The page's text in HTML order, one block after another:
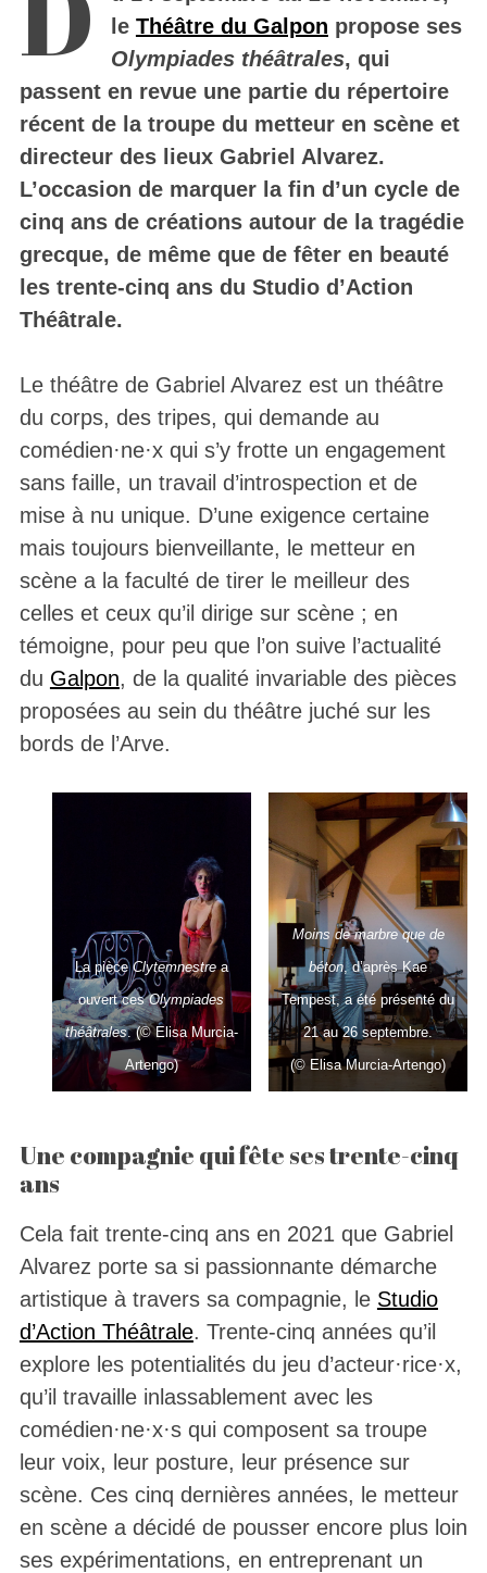
le Théâtre du Galpon propose ses
Olympiades théâtrales, qui
passent en revue une partie du répertoire
récent de la troupe du metteur en scène et
directeur des lieux Gabriel Alvarez.
L’occasion de marquer la fin d’un cycle de
cinq ans de créations autour de la tragédie
grecque, de même que de fêter en beauté
les trente-cinq ans du Studio d’Action
Théâtrale.
Le théâtre de Gabriel Alvarez est un théâtre
du corps, des tripes, qui demande au
comédien·ne·x qui s’y frotte un engagement
sans faille, un travail d’introspection et de
mise à nu unique. D’une exigence certaine
mais toujours bienveillante, le metteur en
scène a la faculté de tirer le meilleur des
celles et ceux qu’il dirige sur scène ; en
témoigne, pour peu que l’on suive l’actualité
du Galpon, de la qualité invariable des pièces
proposées au sein du théâtre juché sur les
bords de l’Arve.
La pièceClytemnestrea
ouvert cesOlympiades
théâtrales. (© Elisa Murcia-
Artengo)
Moins de marbre que de
béton , d’après Kae
Tempest, a été présenté du
21 au 26 septembre.
(© Elisa Murcia-Artengo)
Une compagnie qui fête ses trente-cinq
ans
Cela fait trente-cinq ans en 2021 que Gabriel
Alvarez porte sa si passionnante démarche
artistique à travers sa compagnie, le Studio
d’Action Théâtrale. Trente-cinq années qu’il
explore les potentialités du jeu d’acteur·rice·x,
qu’il travaille inlassablement avec les
comédien·ne·x·s qui composent sa troupe
leur voix, leur posture, leur présence sur
scène. Ces cinq dernières années, le metteur
en scène a décidé de pousser encore plus loin
ses expérimentations, en entreprenant un